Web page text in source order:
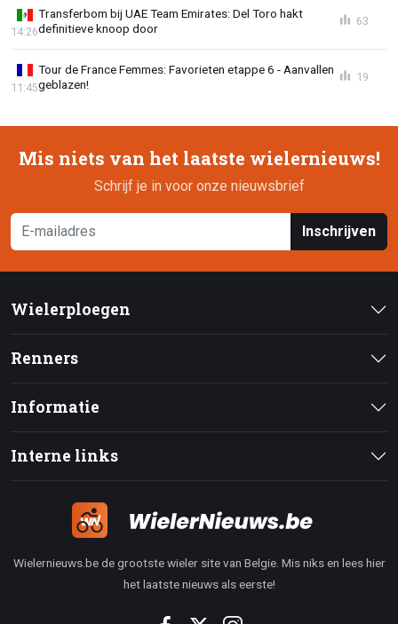
Transferbom bij UAE Team Emirates: Del Toro hakt
definitieve knoop door
14:26
63
Tour de France Femmes: Favorieten etappe 6 - Aanvallen
geblazen!
11:45
19
Mis niets van het laatste wielernieuws!
Schrijf je in voor onze nieuwsbrief
Inschrijven
Wielerploegen
Renners
Informatie
Interne links
Wielernieuws.be de grootste wieler site van Belgie. Mis niks en lees hier
het laatste nieuws als eerste!